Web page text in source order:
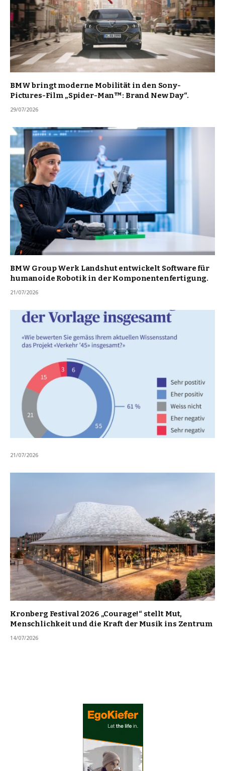
BMW bringt moderne Mobilität in den Sony-
Pictures-Film „Spider-Man™: Brand New Day“.
29/07/2026
BMW Group Werk Landshut entwickelt Software für
humanoide Robotik in der Komponentenfertigung.
21/07/2026
21/07/2026
Kronberg Festival 2026 „Courage!“ stellt Mut,
Menschlichkeit und die Kraft der Musik ins Zentrum
14/07/2026